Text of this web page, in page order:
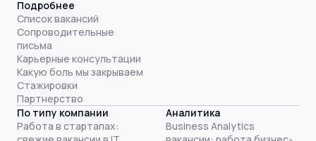
Подробнее
Список вакансий
Сопроводительные
письма
Карьерные консультации
Какую боль мы закрываем
Стажировки
Партнерство
По типу компании
Работа в стартапах:
Аналитика
Business Analytics